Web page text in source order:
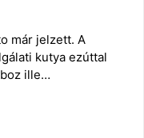
már jelzett. A
kutya ezúttal
ille…